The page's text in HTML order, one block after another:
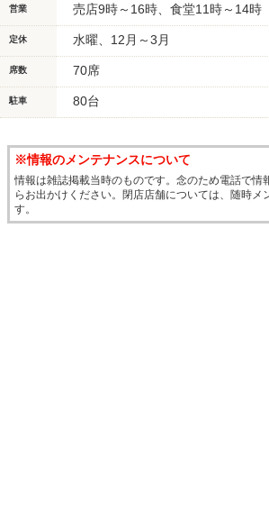
営業 売店9時～16時、食堂11時～14時
定休 水曜、12月～3月
席数 70席
駐車 80台
※情報のメンテナンスについて
情報は雑誌掲載当時のものです。念のため電話で情
らお出かけください。閉店店舗については、随時メ
す。